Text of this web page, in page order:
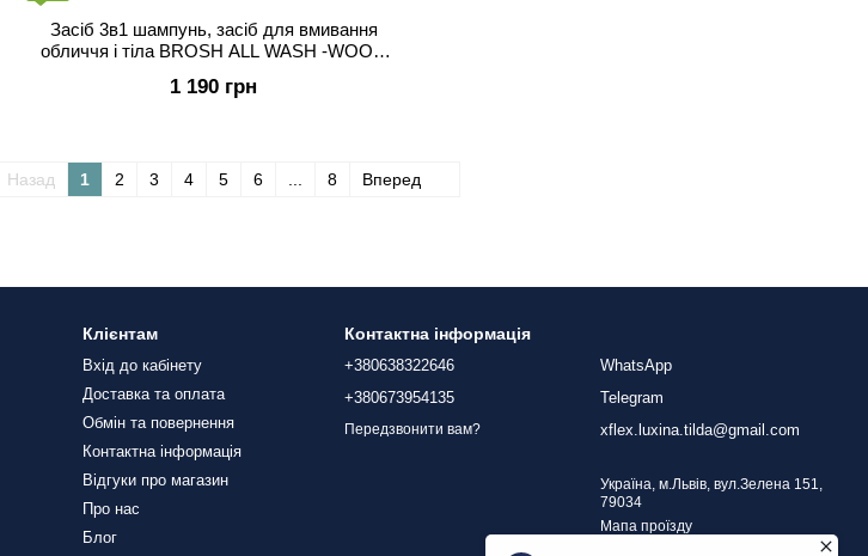
Засіб 3в1 шампунь, засіб для вмивання
обличчя і тіла BROSH ALL WASH -WOOD
1 190 грн
Назад 1 2 3 4 5 6 8 Вперед
Клієнтам
Вхід до кабінету
Доставка та оплата
Обмін та повернення
Контактна інформація
Відгуки про магазин
Про нас
Блог
Контактна інформація
+380638322646
+380673954135
Передзвонити вам?
WhatsApp
Telegram
xflex.luxina.tilda@gmail.com
Україна, м.Львів, вул.Зелена 151,
79034
Мапа проїзду